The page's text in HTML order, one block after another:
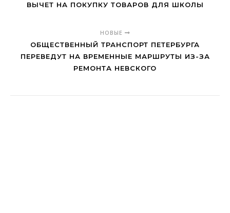
ВЫЧЕТ НА ПОКУПКУ ТОВАРОВ ДЛЯ ШКОЛЫ
НОВЫЕ
ОБЩЕСТВЕННЫЙ ТРАНСПОРТ ПЕТЕРБУРГА
ПЕРЕВЕДУТ НА ВРЕМЕННЫЕ МАРШРУТЫ ИЗ-ЗА
РЕМОНТА НЕВСКОГО